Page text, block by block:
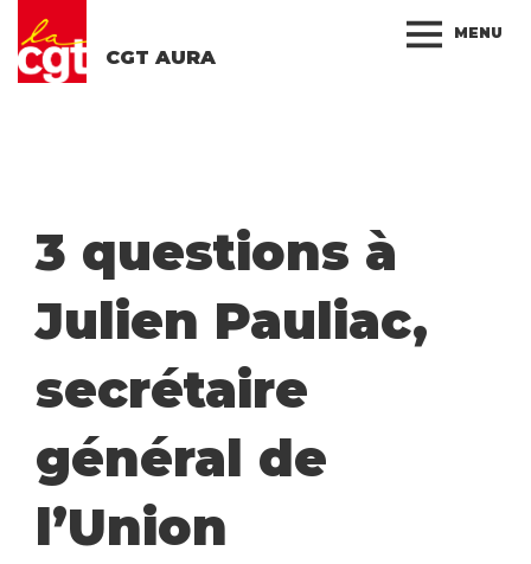
CGT AURA
MENU
3 questions à
Julien Pauliac,
secrétaire
général de
l’Union